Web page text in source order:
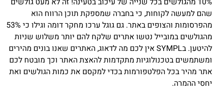
שהם למעשה לקוחות, כי בחברה שמספקת תוכן הרווח הוא
מהפרסומות והצופים באתר.
גם גוגל ערכו מחקר דומה וגילו כי 53%
מהגולשים במובייל נטשו אתרים שלקח להם יותר משלוש שניות
להיטען. בSYMPL אין לכם מה לדאוג, האתרים שאנו בונים מהירים
ומשתמשים בטכנולוגיות מתקדמות להאצת האתר וכך מובטח לכם
אתר מהיר בכל הפלטפורמות בכדי למקסם את כמות הגולשים ואת
יחסי ההמרה.